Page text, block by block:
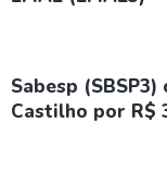
Sabesp
Castilho por R$